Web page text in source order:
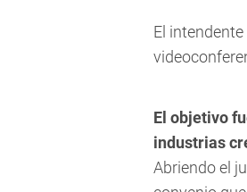
El
El objetivo
industrias
Abriendo el